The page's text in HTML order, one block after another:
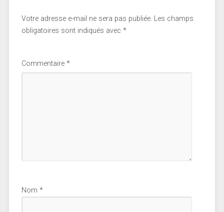
Votre adresse e-mail ne sera pas publiée. Les champs
obligatoires sont indiqués avec *
Commentaire *
Nom *